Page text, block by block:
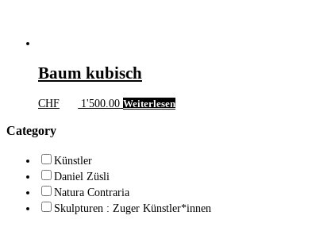
Baum kubisch
CHF 1'500.00 Weiterlesen
Category
Künstler
Daniel Züsli
Natura Contraria
Skulpturen : Zuger Künstler*innen